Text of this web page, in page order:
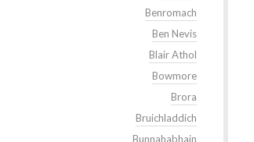
Benromach
Ben Nevis
Blair Athol
Bowmore
Brora
Bruichladdich
Bunnahabhain